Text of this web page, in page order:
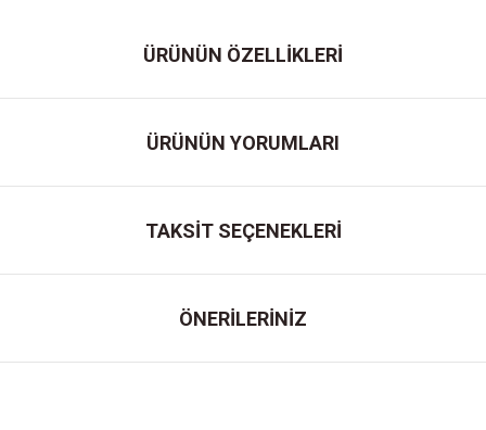
ÜRÜNÜN ÖZELLİKLERİ
ÜRÜNÜN YORUMLARI
TAKSİT SEÇENEKLERİ
ÖNERİLERİNİZ